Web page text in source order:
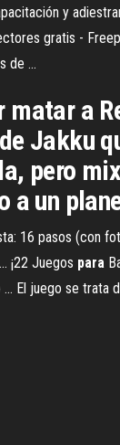
y
gratis -
de ...
matar a
Jakku
pero
a un
16 pasos (con
¡22 Juegos para
El juego se trata